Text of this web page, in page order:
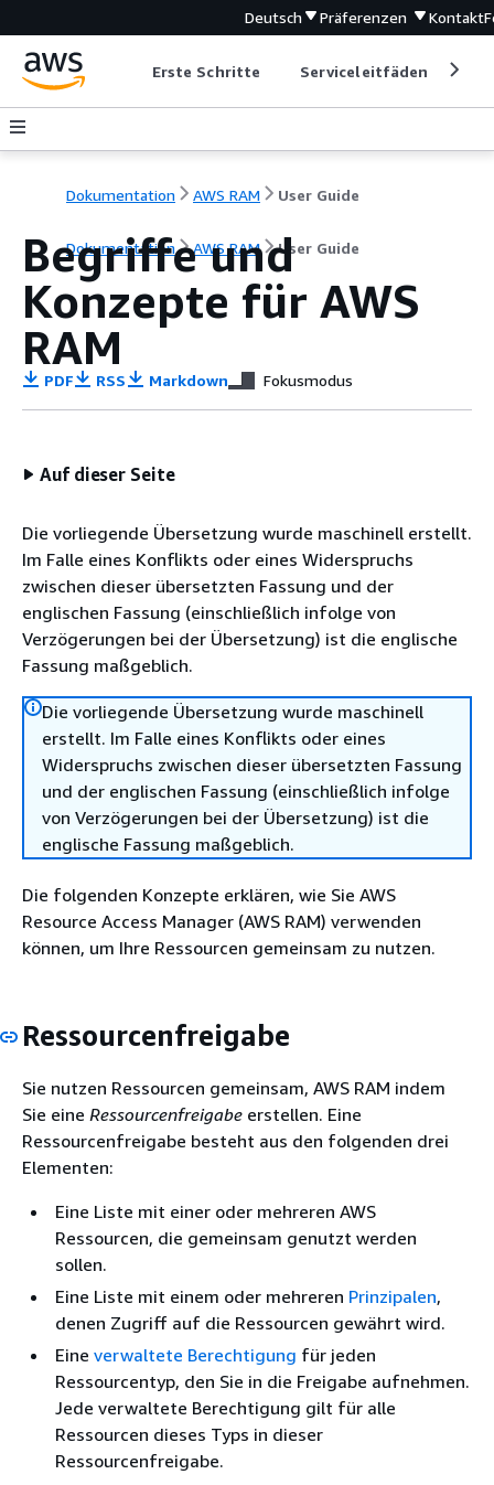
Deutsch Präferenzen Kontakt
Erste Schritte Serviceleitfäden
Dokumentation AWS RAM User Guide
Dokumentation AWS RAM User Guide
Begriffe und
Konzepte für AWS
RAM
PDF RSS Markdown Fokusmodus
Auf dieser Seite
Die vorliegende Übersetzung wurde maschinell erstellt.
Im Falle eines Konflikts oder eines Widerspruchs
zwischen dieser übersetzten Fassung und der
englischen Fassung (einschließlich infolge von
Verzögerungen bei der Übersetzung) ist die englische
Fassung maßgeblich.
Die vorliegende Übersetzung wurde maschinell
erstellt. Im Falle eines Konflikts oder eines
Widerspruchs zwischen dieser übersetzten Fassung
und der englischen Fassung (einschließlich infolge
von Verzögerungen bei der Übersetzung) ist die
englische Fassung maßgeblich.
Die folgenden Konzepte erklären, wie Sie AWS
Resource Access Manager (AWS RAM) verwenden
können, um Ihre Ressourcen gemeinsam zu nutzen.
Ressourcenfreigabe
Sie nutzen Ressourcen gemeinsam, AWS RAM indem
Sie eine Ressourcenfreigabe erstellen. Eine
Ressourcenfreigabe besteht aus den folgenden drei
Elementen:
Eine Liste mit einer oder mehreren AWS
Ressourcen, die gemeinsam genutzt werden
sollen.
Eine Liste mit einem oder mehreren Prinzipalen,
denen Zugriff auf die Ressourcen gewährt wird.
Eine verwaltete Berechtigung für jeden
Ressourcentyp, den Sie in die Freigabe aufnehmen.
Jede verwaltete Berechtigung gilt für alle
Ressourcen dieses Typs in dieser
Ressourcenfreigabe.